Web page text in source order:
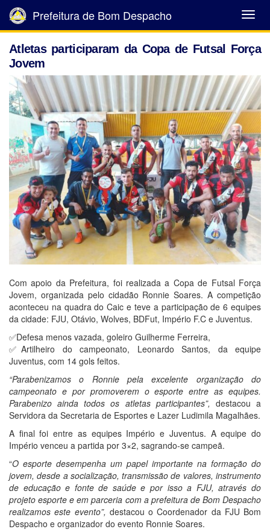
Abrir
Menu
Prefeitura de Bom Despacho
Atletas participaram da Copa de Futsal Força
Jovem
Com apoio da Prefeitura, foi realizada a Copa de Futsal Força
Jovem, organizada pelo cidadão Ronnie Soares. A competição
aconteceu na quadra do Caic e teve a participação de 6 equipes
da cidade: FJU, Otávio, Wolves, BDFut, Império F.C e Juventus.
✅Defesa menos vazada, goleiro Guilherme Ferreira,
✅Artilheiro do campeonato, Leonardo Santos, da equipe
Juventus, com 14 gols feitos.
“Parabenizamos o Ronnie pela excelente organização do
campeonato e por promoverem o esporte entre as equipes.
Parabenizo ainda todos os atletas participantes”, destacou a
Servidora da Secretaria de Esportes e Lazer Ludimila Magalhães.
A final foi entre as equipes Império e Juventus. A equipe do
Império venceu a partida por 3×2, sagrando-se campeã.
“O esporte desempenha um papel importante na formação do
jovem, desde a socialização, transmissão de valores, instrumento
de educação e fonte de saúde e por isso a FJU, através do
projeto esporte e em parceria com a prefeitura de Bom Despacho
realizamos este evento”, destacou o Coordenador da FJU Bom
Despacho e organizador do evento Ronnie Soares.